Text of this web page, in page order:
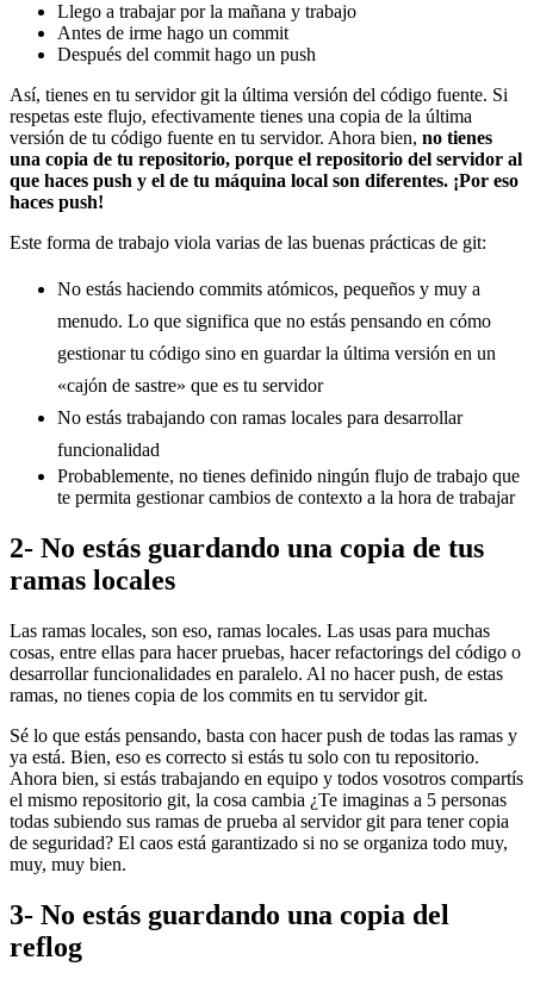
Llego a trabajar por la mañana y trabajo
Antes de irme hago un commit
Después del commit hago un push
Así, tienes en tu servidor git la última versión del código fuente. Si
respetas este flujo, efectivamente tienes una copia de la última
versión de tu código fuente en tu servidor. Ahora bien, no tienes
una copia de tu repositorio, porque el repositorio del servidor al
que haces push y el de tu máquina local son diferentes. ¡Por eso
haces push!
Este forma de trabajo viola varias de las buenas prácticas de git:
No estás haciendo commits atómicos, pequeños y muy a
menudo. Lo que significa que no estás pensando en cómo
gestionar tu código sino en guardar la última versión en un
«cajón de sastre» que es tu servidor
No estás trabajando con ramas locales para desarrollar
funcionalidad
Probablemente, no tienes definido ningún flujo de trabajo que
te permita gestionar cambios de contexto a la hora de trabajar
2- No estás guardando una copia de tus
ramas locales
Las ramas locales, son eso, ramas locales. Las usas para muchas
cosas, entre ellas para hacer pruebas, hacer refactorings del código o
desarrollar funcionalidades en paralelo. Al no hacer push, de estas
ramas, no tienes copia de los commits en tu servidor git.
Sé lo que estás pensando, basta con hacer push de todas las ramas y
ya está. Bien, eso es correcto si estás tu solo con tu repositorio.
Ahora bien, si estás trabajando en equipo y todos vosotros compartís
el mismo repositorio git, la cosa cambia ¿Te imaginas a 5 personas
todas subiendo sus ramas de prueba al servidor git para tener copia
de seguridad? El caos está garantizado si no se organiza todo muy,
muy, muy bien.
3- No estás guardando una copia del
reflog